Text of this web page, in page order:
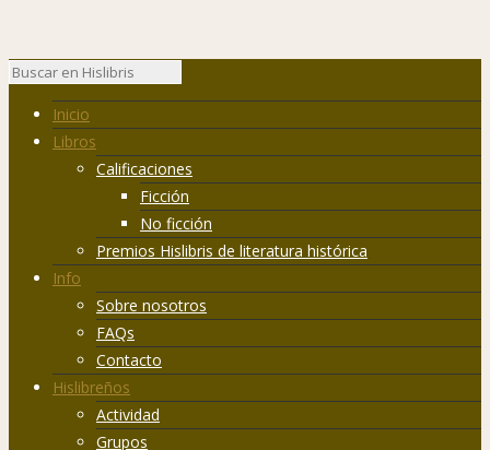
Inicio
Libros
Calificaciones
Ficción
No ficción
Premios Hislibris de literatura histórica
Info
Sobre nosotros
FAQs
Contacto
Hislibreños
Actividad
Grupos